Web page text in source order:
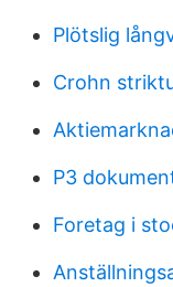
Plötslig
Crohn
P3
Foretag i